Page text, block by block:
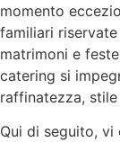
momento
familiari
matrimoni e
catering si
raffinatezza, stile
Qui di seguito,